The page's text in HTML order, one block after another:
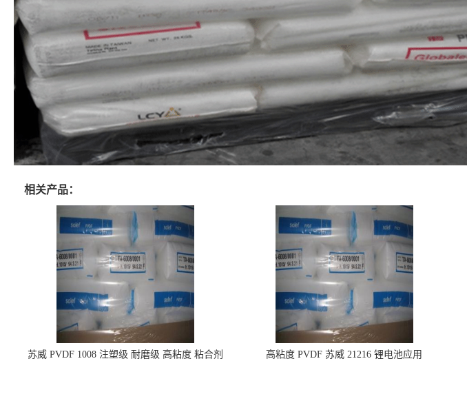
相关产品：
苏威 PVDF 1008 注塑级 耐磨级 高粘度 粘合剂
高粘度 PVDF 苏威 21216 锂电池应用